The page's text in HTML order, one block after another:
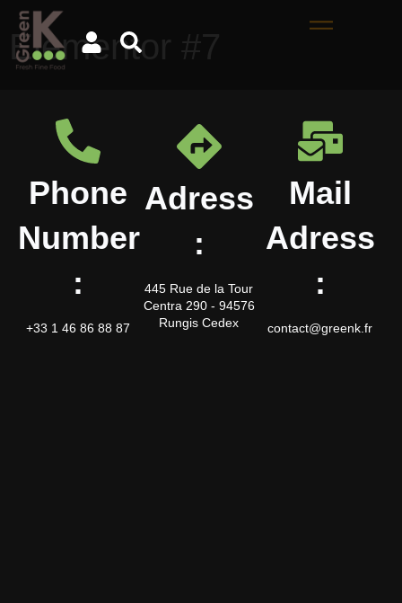
Elementor #7
Phone
Number
:
+33 1 46 86 88 87
Adress
:
445 Rue de la Tour
Centra 290 - 94576
Rungis Cedex
Mail
Adress
:
contact@greenk.fr